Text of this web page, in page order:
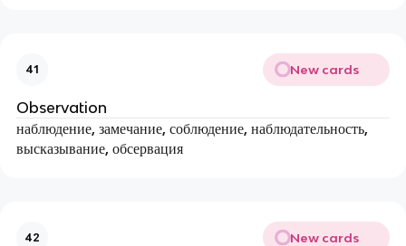
41 New cards
Observation
наблюдение, замечание, соблюдение, наблюдательность,
высказывание, обсервация
42 New cards